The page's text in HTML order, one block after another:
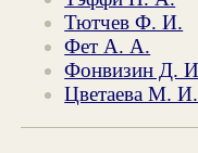
Тютчев Ф. И.
Фет А. А.
Фонвизин Д.
Цветаева М. И.